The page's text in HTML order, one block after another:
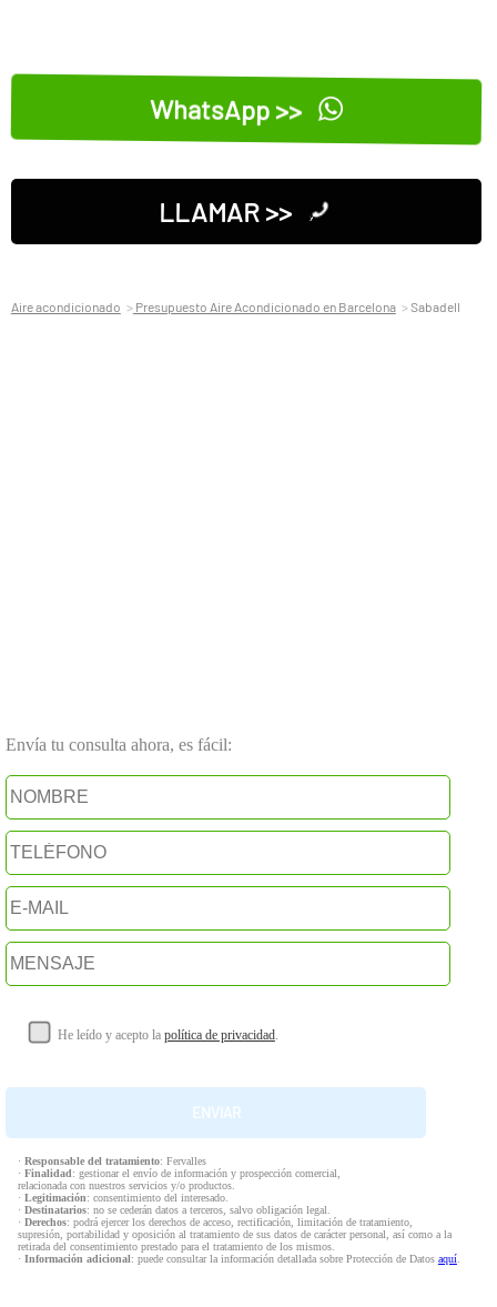
WhatsApp >>
LLAMAR >>
Aire acondicionado Presupuesto Aire Acondicionado en Barcelona Sabadell
Envía tu consulta ahora, es fácil:
He leído y acepto la política de privacidad.
· Responsable del tratamiento: Fervalles
· Finalidad: gestionar el envío de información y prospección comercial,
relacionada con nuestros servicios y/o productos.
· Legitimación: consentimiento del interesado.
· Destinatarios: no se cederán datos a terceros, salvo obligación legal.
· Derechos: podrá ejercer los derechos de acceso, rectificación, limitación de tratamiento,
supresión, portabilidad y oposición al tratamiento de sus datos de carácter personal, así como a la
retirada del consentimiento prestado para el tratamiento de los mismos.
· Información adicional: puede consultar la información detallada sobre Protección de Datos aquí.